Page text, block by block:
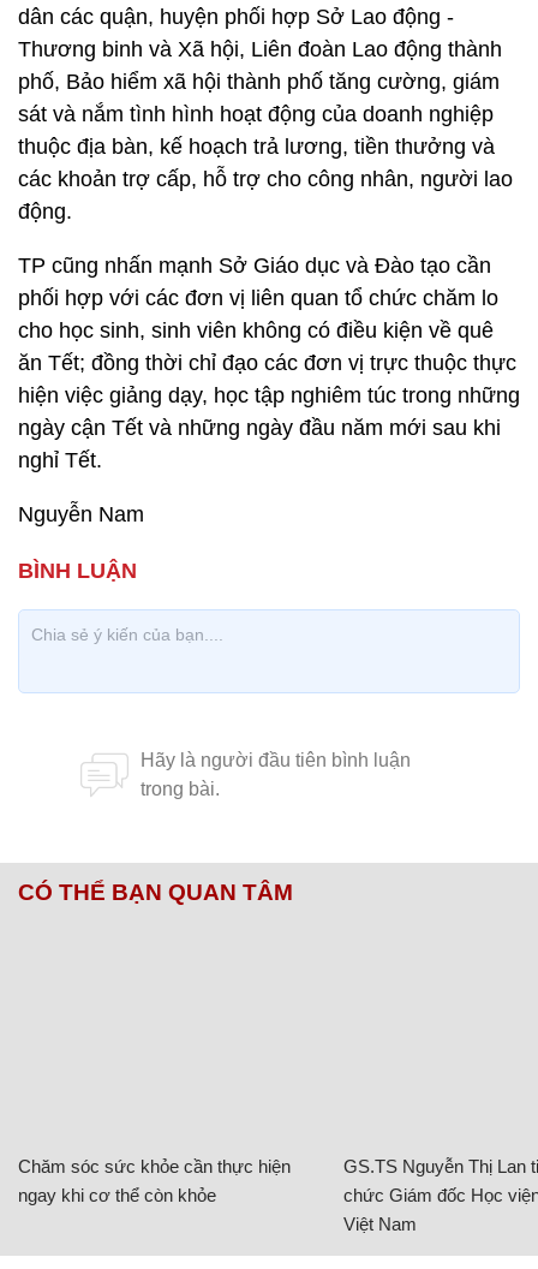
dân các quận, huyện phối hợp Sở Lao động -
Thương binh và Xã hội, Liên đoàn Lao động thành
phố, Bảo hiểm xã hội thành phố tăng cường, giám
sát và nắm tình hình hoạt động của doanh nghiệp
thuộc địa bàn, kế hoạch trả lương, tiền thưởng và
các khoản trợ cấp, hỗ trợ cho công nhân, người lao
động.
TP cũng nhấn mạnh Sở Giáo dục và Đào tạo cần
phối hợp với các đơn vị liên quan tổ chức chăm lo
cho học sinh, sinh viên không có điều kiện về quê
ăn Tết; đồng thời chỉ đạo các đơn vị trực thuộc thực
hiện việc giảng dạy, học tập nghiêm túc trong những
ngày cận Tết và những ngày đầu năm mới sau khi
nghỉ Tết.
Nguyễn Nam
CÓ THỂ BẠN QUAN TÂM
Chăm sóc sức khỏe cần thực hiện
ngay khi cơ thể còn khỏe
GS.TS Nguyễn Thị Lan
chức Giám đốc Học
Việt Nam